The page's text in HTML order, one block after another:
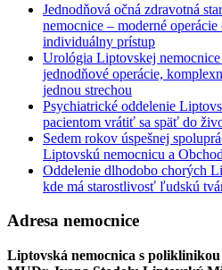
Jednodňová očná zdravotná
nemocnice – moderné
individuálny prístup
Urológia Liptovskej
jednodňové operácie,
jednou strechou
Psychiatrické oddelenie
pacientom vrátiť sa späť do
Sedem rokov úspešnej
Liptovskú nemocnicu a
Oddelenie dlhodobo chorých
kde má starostlivosť ľudskú
Adresa nemocnice
Liptovská nemocnica s poliklinikou